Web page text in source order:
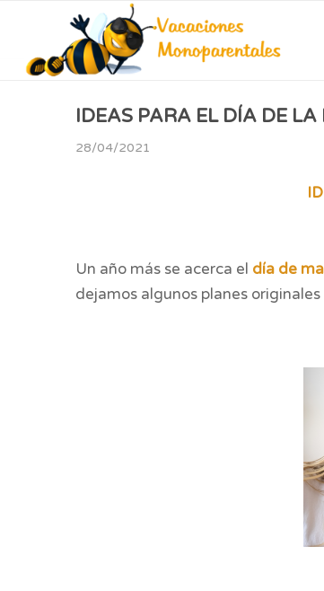
IDEAS PARA EL DÍA DE LA
28/04/2021
Un año más se acerca el día de
dejamos algunos planes